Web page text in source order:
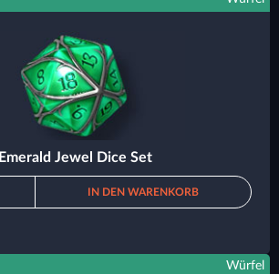
Emerald Jewel Dice Set
IN DEN WARENKORB
Würfel